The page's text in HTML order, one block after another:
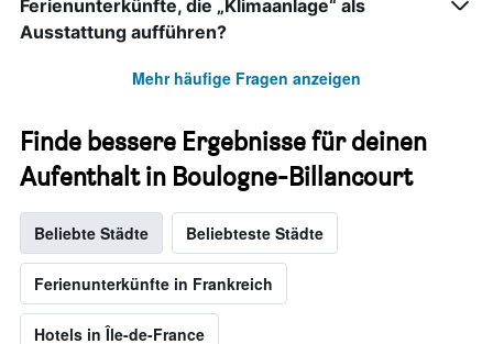
Ferienunterkünfte, die „Klimaanlage“ als
Ausstattung aufführen?
Mehr häufige Fragen anzeigen
Finde bessere Ergebnisse für deinen
Aufenthalt in Boulogne-Billancourt
Beliebte Städte Beliebteste Städte
Ferienunterkünfte in Frankreich
Hotels in Île-de-France